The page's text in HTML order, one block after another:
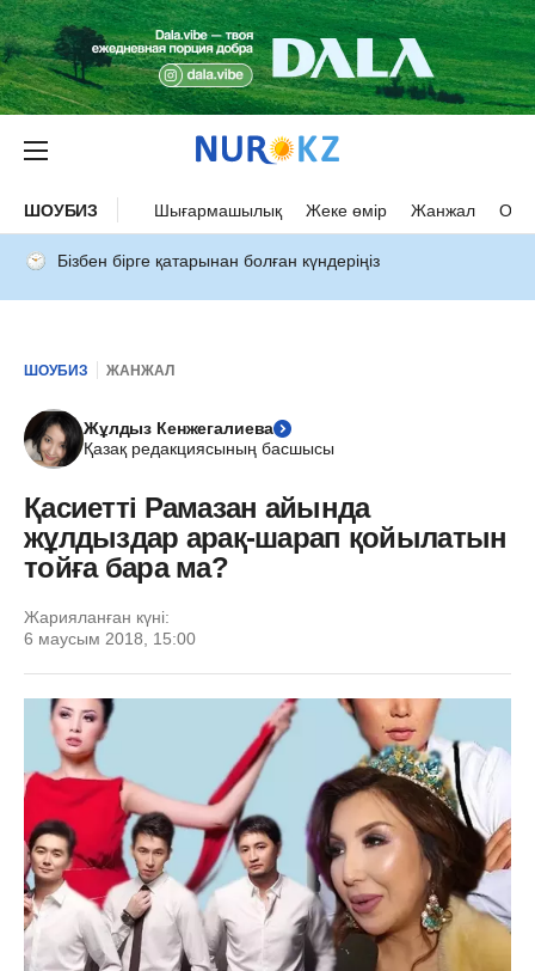
ШОУБИЗ Шығармашылық Жеке өмір Жанжал
Бізбен бірге қатарынан болған күндеріңіз
ШОУБИЗ ЖАНЖАЛ
Жұлдыз Кенжегалиева
Қазақ редакциясының басшысы
Қасиетті Рамазан айында
жұлдыздар арақ-шарап қойылатын
тойға бара ма?
Жарияланған күні:
6 маусым 2018, 15:00